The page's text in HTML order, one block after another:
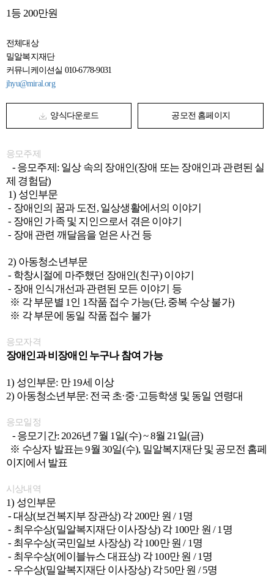
1등 200만원
전체대상
밀알복지재단
커뮤니케이션실 010-6778-9031
jhyu@miral.org
양식다운로드 공모전 홈페이지
응모주제
- 응모주제: 일상 속의 장애인(장애 또는 장애인과 관련된 실
제 경험담)
1) 성인부문
- 장애인의 꿈과 도전, 일상생활에서의 이야기
- 장애인 가족 및 지인으로서 겪은 이야기
- 장애 관련 깨달음을 얻은 사건 등
2) 아동청소년부문
- 학창시절에 마주했던 장애인(친구) 이야기
- 장애 인식개선과 관련된 모든 이야기 등
※ 각 부문별 1인 1작품 접수 가능(단, 중복 수상 불가)
※ 각 부문에 동일 작품 접수 불가
응모자격
장애인과 비장애인 누구나 참여 가능
1) 성인부문: 만 19세 이상
2) 아동청소년부문: 전국 초·중·고등학생 및 동일 연령대
응모일정
- 응모기간: 2026년 7월 1일(수) ~ 8월 21일(금)
※ 수상자 발표는 9월 30일(수), 밀알복지재단 및 공모전 홈페
이지에서 발표
시상내역
1) 성인부문
- 대상(보건복지부 장관상) 각 200만 원 / 1명
- 최우수상(밀알복지재단 이사장상) 각 100만 원 / 1명
- 최우수상(국민일보 사장상) 각 100만 원 / 1명
- 최우수상(에이블뉴스 대표상) 각 100만 원 / 1명
- 우수상(밀알복지재단 이사장상) 각 50만 원 / 5명